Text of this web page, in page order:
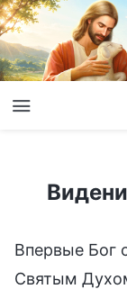
Видение работы
Впервые Бог
Святым